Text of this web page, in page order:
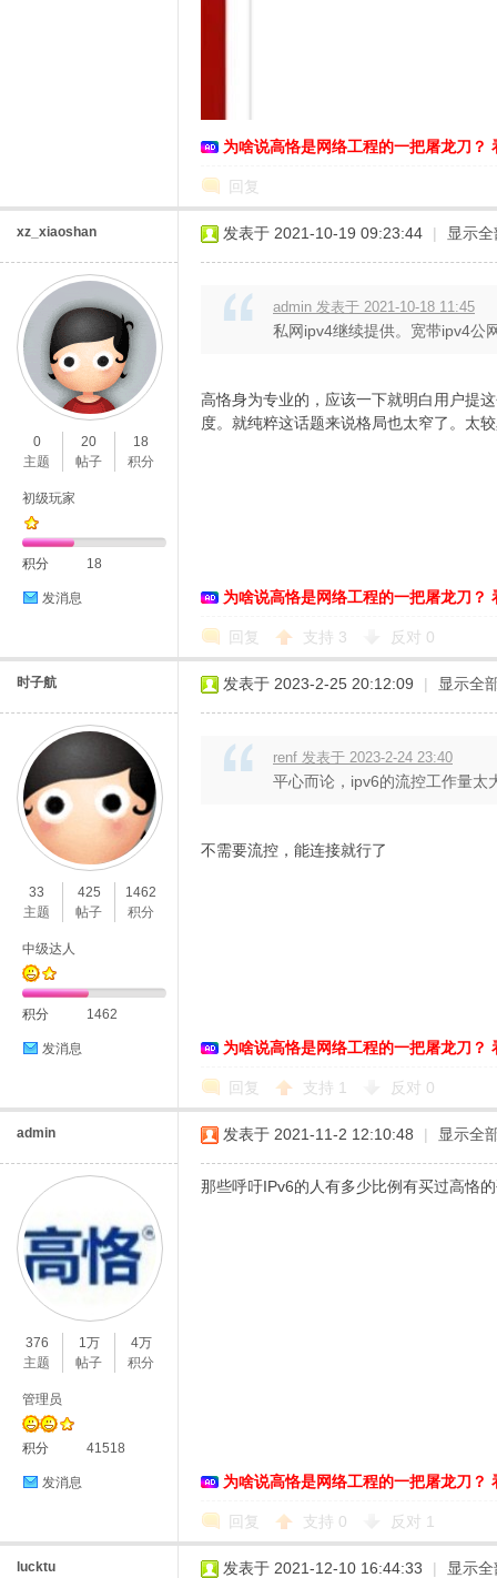
U
为啥说高恪是网络工程的一把屠龙刀？
回复
xz_xiaoshan
0
主题
20
帖子
18
积分
初级玩家
积分 18
发消息
发表于 2021-10-19 09:23:44 | 显示
admin 发表于 2021-10-18 11:45
私网ipv4继续提供。宽带ipv4
高恪身为专业的，应该一下就明白用户提
度。就纯粹这话题来说格局也太窄了。太
为啥说高恪是网络工程的一把屠龙刀？
回复 支持 3 反对 0
时子航
33
主题
425
帖子
1462
积分
中级达人
积分 1462
发消息
发表于 2023-2-25 20:12:09 | 显示全
renf 发表于 2023-2-24 23:40
平心而论，ipv6的流控工作量太
不需要流控，能连接就行了
为啥说高恪是网络工程的一把屠龙刀？
回复 支持 1 反对 0
admin
376
主题
1万
帖子
4万
积分
管理员
积分 41518
发消息
发表于 2021-11-2 12:10:48 | 显示全
那些呼吁IPv6的人有多少比例有买过高恪
为啥说高恪是网络工程的一把屠龙刀？
回复 支持 0 反对 1
lucktu 发表于 2021-12-10 16:44:33 | 显示